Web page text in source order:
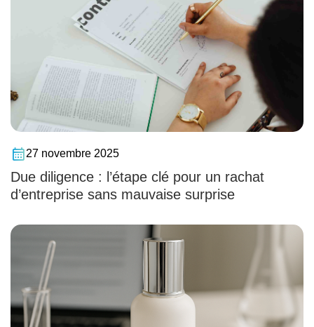
27 novembre 2025
Due diligence : l’étape clé pour un rachat
d’entreprise sans mauvaise surprise